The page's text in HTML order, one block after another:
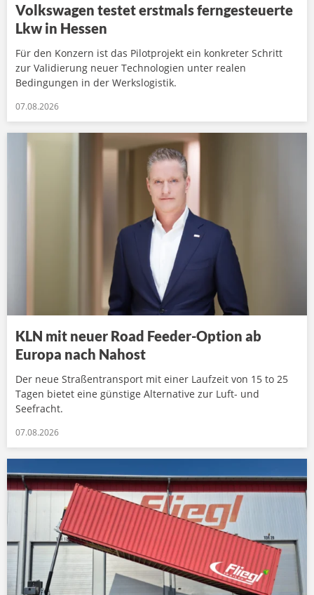
Volkswagen testet erstmals ferngesteuerte
Lkw in Hessen
Für den Konzern ist das Pilotprojekt ein konkreter Schritt
zur Validierung neuer Technologien unter realen
Bedingungen in der Werkslogistik.
07.08.2026
KLN mit neuer Road Feeder-Option ab
Europa nach Nahost
Der neue Straßentransport mit einer Laufzeit von 15 to 25
Tagen bietet eine günstige Alternative zur Luft- und
Seefracht.
07.08.2026